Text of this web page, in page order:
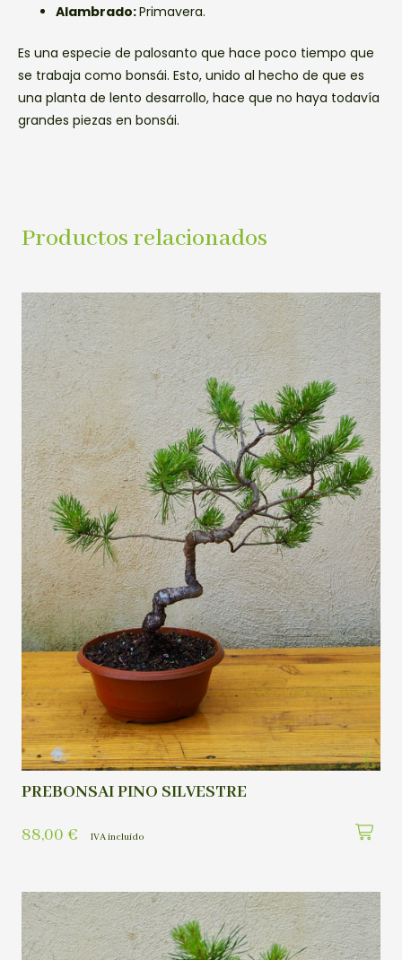
Alambrado:Primavera.
Es una especie de palosanto que hace poco tiempo que
se trabaja como bonsái. Esto, unido al hecho de que es
una planta de lento desarrollo, hace que no haya todavía
grandes piezas en bonsái.
Productos relacionados
PREBONSAI PINO SILVESTRE
88,00 € IVA incluído